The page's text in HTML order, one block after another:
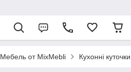
Мебель от MixMebli Кухонні куточки